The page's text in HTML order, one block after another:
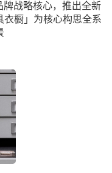
战略核心，推出全新
衣橱」为核心构思全系